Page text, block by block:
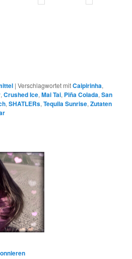
|Verschlagwortet mitCaipirinha,
,Crushed Ice,Mai Tai, Piña Colada,San
,SHATLERs,Tequila Sunrise,Zutaten